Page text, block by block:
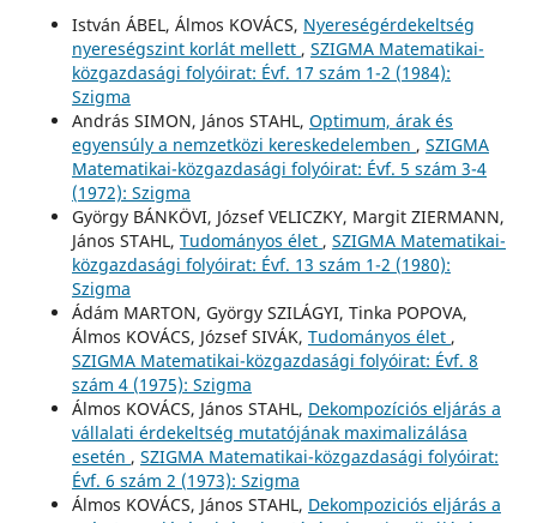
István ÁBEL, Álmos KOVÁCS, Nyereségérdekeltség
nyereségszint korlát mellett , SZIGMA Matematikai-
közgazdasági folyóirat: Évf. 17 szám 1-2 (1984):
Szigma
András SIMON, János STAHL, Optimum, árak és
egyensúly a nemzetközi kereskedelemben , SZIGMA
Matematikai-közgazdasági folyóirat: Évf. 5 szám 3-4
(1972): Szigma
György BÁNKÖVI, József VELICZKY, Margit ZIERMANN,
János STAHL, Tudományos élet , SZIGMA Matematikai-
közgazdasági folyóirat: Évf. 13 szám 1-2 (1980):
Szigma
Ádám MARTON, György SZILÁGYI, Tinka POPOVA,
Álmos KOVÁCS, József SIVÁK, Tudományos élet ,
SZIGMA Matematikai-közgazdasági folyóirat: Évf. 8
szám 4 (1975): Szigma
Álmos KOVÁCS, János STAHL, Dekompozíciós eljárás a
vállalati érdekeltség mutatójának maximalizálása
esetén , SZIGMA Matematikai-közgazdasági folyóirat:
Évf. 6 szám 2 (1973): Szigma
Álmos KOVÁCS, János STAHL, Dekompoziciós eljárás a